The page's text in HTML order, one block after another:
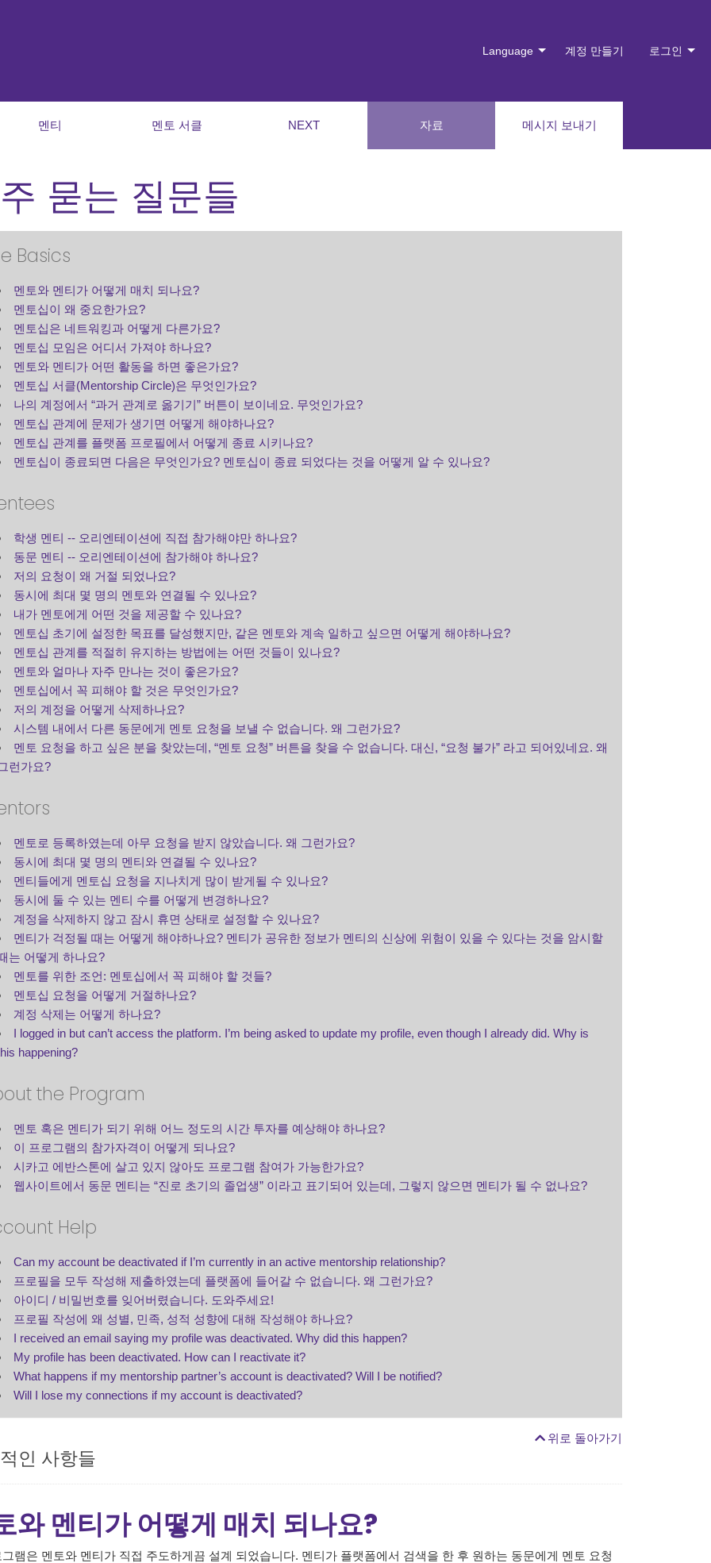
Language 계정 만들기 로그인
멘티 멘토 서클 NEXT 자료 메시지 보내기
묻는 질문들
Basics
멘토와 멘티가 어떻게 매치 되나요?
멘토십이 왜 중요한가요?
멘토십은 네트워킹과 어떻게 다른가요?
멘토십 모임은 어디서 가져야 하나요?
멘토와 멘티가 어떤 활동을 하면 좋은가요?
멘토십 서클(Mentorship Circle)은 무엇인가요?
나의 계정에서 “과거 관계로 옮기기” 버튼이 보이네요. 무엇인가요?
멘토십 관계에 문제가 생기면 어떻게 해야하나요?
멘토십 관계를 플랫폼 프로필에서 어떻게 종료 시키나요?
멘토십이 종료되면 다음은 무엇인가요? 멘토십이 종료 되었다는 것을 어떻게 알 수 있나요?
학생 멘티 -- 오리엔테이션에 직접 참가해야만 하나요?
동문 멘티 -- 오리엔테이션에 참가해야 하나요?
저의 요청이 왜 거절 되었나요?
동시에 최대 몇 명의 멘토와 연결될 수 있나요?
내가 멘토에게 어떤 것을 제공할 수 있나요?
멘토십 초기에 설정한 목표를 달성했지만, 같은 멘토와 계속 일하고 싶으면 어떻게 해야하나요?
멘토십 관계를 적절히 유지하는 방법에는 어떤 것들이 있나요?
멘토와 얼마나 자주 만나는 것이 좋은가요?
멘토십에서 꼭 피해야 할 것은 무엇인가요?
저의 계정을 어떻게 삭제하나요?
시스템 내에서 다른 동문에게 멘토 요청을 보낼 수 없습니다. 왜 그런가요?
멘토 요청을 하고 싶은 분을 찾았는데, “멘토 요청” 버튼을 찾을 수 없습니다. 대신, “요청 불가” 라고 되어있네요. 왜
런가요?
멘토로 등록하였는데 아무 요청을 받지 않았습니다. 왜 그런가요?
동시에 최대 몇 명의 멘티와 연결될 수 있나요?
멘티들에게 멘토십 요청을 지나치게 많이 받게될 수 있나요?
동시에 둘 수 있는 멘티 수를 어떻게 변경하나요?
계정을 삭제하지 않고 잠시 휴면 상태로 설정할 수 있나요?
멘티가 걱정될 때는 어떻게 해야하나요? 멘티가 공유한 정보가 멘티의 신상에 위험이 있을 수 있다는 것을 암시할
는 어떻게 하나요?
멘토를 위한 조언: 멘토십에서 꼭 피해야 할 것들?
멘토십 요청을 어떻게 거절하나요?
계정 삭제는 어떻게 하나요?
I logged in but can’t access the platform. I’m being asked to update my profile, even though I already did. Why is
happening?
the Program
멘토 혹은 멘티가 되기 위해 어느 정도의 시간 투자를 예상해야 하나요?
이 프로그램의 참가자격이 어떻게 되나요?
시카고 에반스톤에 살고 있지 않아도 프로그램 참여가 가능한가요?
웹사이트에서 동문 멘티는 “진로 초기의 졸업생” 이라고 표기되어 있는데, 그렇지 않으면 멘티가 될 수 없나요?
Help
Can my account be deactivated if I’m currently in an active mentorship relationship?
프로필을 모두 작성해 제출하였는데 플랫폼에 들어갈 수 없습니다. 왜 그런가요?
아이디 / 비밀번호를 잊어버렸습니다. 도와주세요!
프로필 작성에 왜 성별, 민족, 성적 성향에 대해 작성해야 하나요?
I received an email saying my profile was deactivated. Why did this happen?
My profile has been deactivated. How can I reactivate it?
What happens if my mentorship partner’s account is deactivated? Will I be notified?
Will I lose my connections if my account is deactivated?
위로 돌아가기
인 사항들
와 멘티가 어떻게 매치 되나요?
램은 멘토와 멘티가 직접 주도하게끔 설계 되었습니다. 멘티가 플랫폼에서 검색을 한 후 원하는 동문에게 멘토 요청